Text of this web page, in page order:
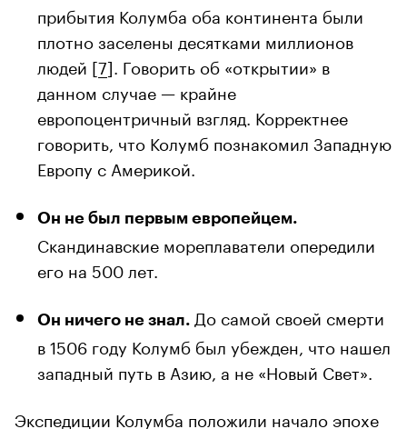
прибытия Колумба оба континента были
плотно заселены десятками миллионов
людей [7]. Говорить об «открытии» в
данном случае — крайне
европоцентричный взгляд. Корректнее
говорить, что Колумб познакомил Западную
Европу с Америкой.
Он не был первым европейцем.
Скандинавские мореплаватели опередили
его на 500 лет.
Он ничего не знал. До самой своей смерти
в 1506 году Колумб был убежден, что нашел
западный путь в Азию, а не «Новый Свет».
Экспедиции Колумба положили начало эпохе